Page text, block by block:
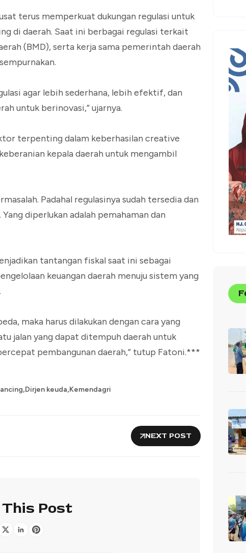
terus memperkuat dukungan regulasi untuk
di daerah. Saat ini berbagai regulasi terkait
(BMD), serta kerja sama pemerintah daerah
agar lebih sederhana, lebih efektif, dan
untuk berinovasi,” ujarnya.
terpenting dalam keberhasilan creative
kepala daerah untuk mengambil
Padahal regulasinya sudah tersedia dan
diperlukan adalah pemahaman dan
tantangan fiskal saat ini sebagai
keuangan daerah menuju sistem yang
maka harus dilakukan dengan cara yang
jalan yang dapat ditempuh daerah untuk
pembangunan daerah,” tutup Fatoni.***
,Dirjen keuda,Kemendagri
NEXT POST
Post